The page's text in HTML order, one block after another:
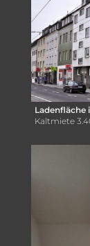
Ladenfläche
Kaltmiete